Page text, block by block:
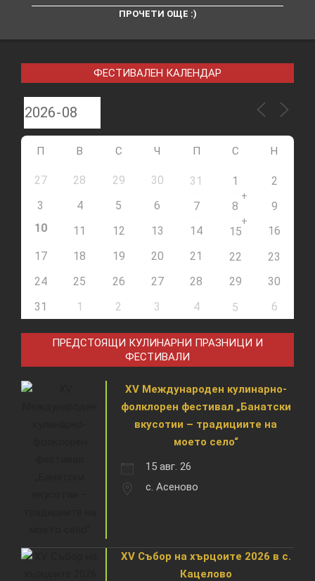
ПРОЧЕТИ ОЩЕ :)
ФЕСТИВАЛЕН КАЛЕНДАР
П В С Ч П С Н
27 28 29 30 31 1
2
3
4 5 6 7 8
+
9
10
11 12 13 14 15
+
16
17
18 19 20 21 22
23
24
25 26 27 28 29
30
31
1 2 3 4 5 6
ПРЕДСТОЯЩИ КУЛИНАРНИ ПРАЗНИЦИ И
ФЕСТИВАЛИ
XV Международен кулинарно-
фолклорен фестивал „Банатски
вкусотии – традициите на
моето село“
15 авг. 26
с. Асеново
XV Събор на хърцоите 2026 в с.
Кацелово